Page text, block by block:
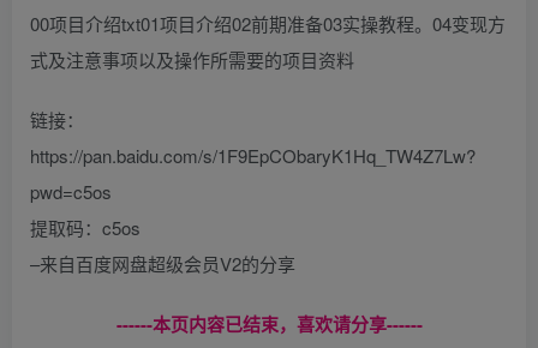
00项目介绍txt01项目介绍02前期准备03实操教程。04变现方
式及注意事项以及操作所需要的项目资料
链接：
https://pan.baidu.com/s/1F9EpCObaryK1Hq_TW4Z7Lw?
pwd=c5os
提取码：c5os
–来自百度网盘超级会员V2的分享
------本页内容已结束，喜欢请分享------